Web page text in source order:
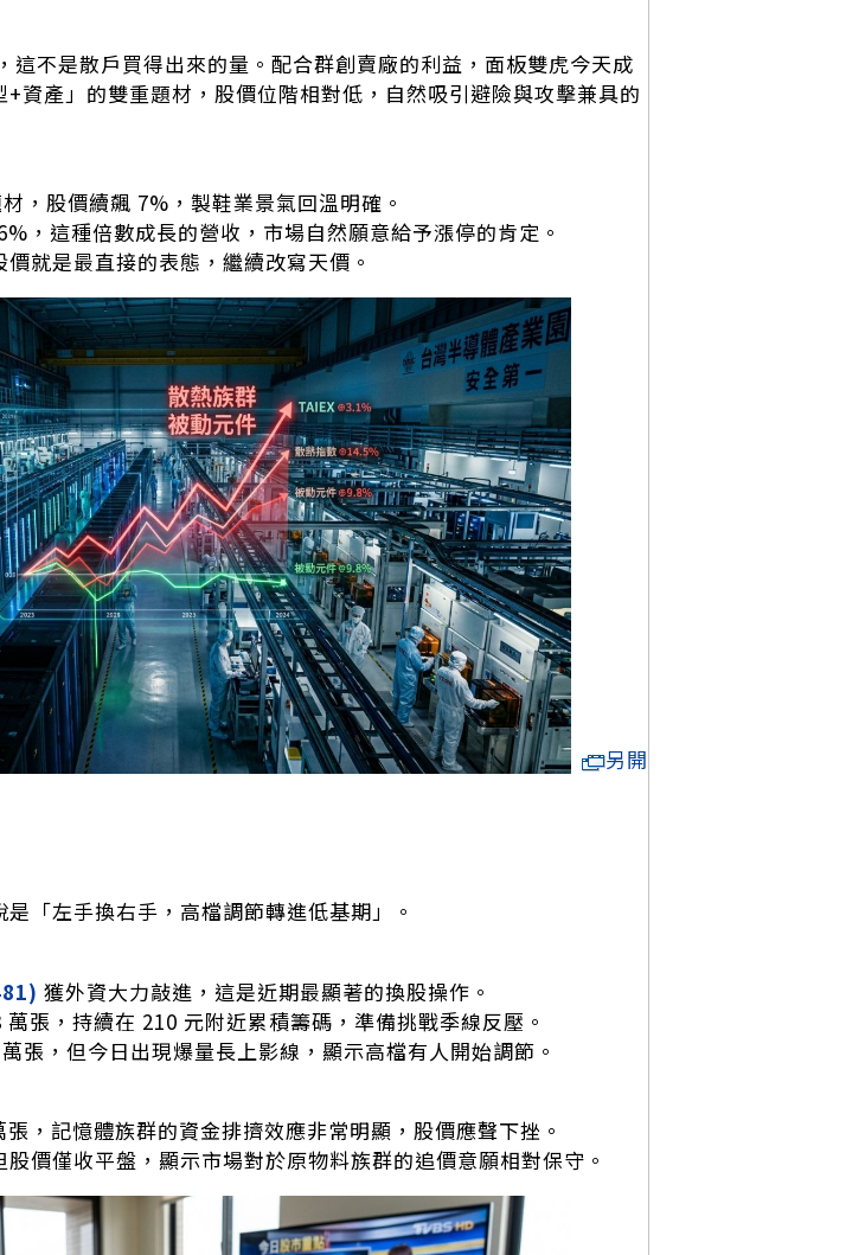
這不是散戶買得出來的量。配合群創賣廠的利益，面板雙虎今天成
資產」的雙重題材，股價位階相對低，自然吸引避險與攻擊兼具的
，股價續飆 7%，製鞋業景氣回溫明確。
，這種倍數成長的營收，市場自然願意給予漲停的肯定。
價就是最直接的表態，繼續改寫天價。
另開
「左手換右手，高檔調節轉進低基期」。
獲外資大力敲進，這是近期最顯著的換股操作。
萬張，持續在 210 元附近累積籌碼，準備挑戰季線反壓。
張，但今日出現爆量長上影線，顯示高檔有人開始調節。
張，記憶體族群的資金排擠效應非常明顯，股價應聲下挫。
股價僅收平盤，顯示市場對於原物料族群的追價意願相對保守。